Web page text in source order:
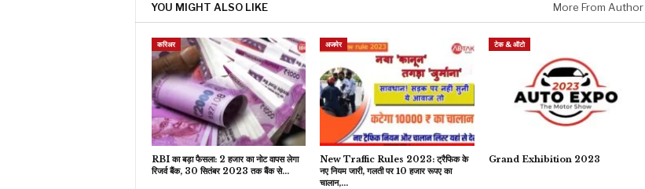
YOU MIGHT ALSO LIKE More From Author
करिअर
RBI का बड़ा फैसला: 2 हजार का नोट वापस लेगा
रिजर्व बैंक, 30 सितंबर 2023 तक बैंक से…
अजमेर
New Traffic Rules 2023: ट्रैफिक के
नए नियम जारी, गलती पर 10 हजार रूपए का
चालान,…
टेक & ऑटो
Grand Exhibition 2023